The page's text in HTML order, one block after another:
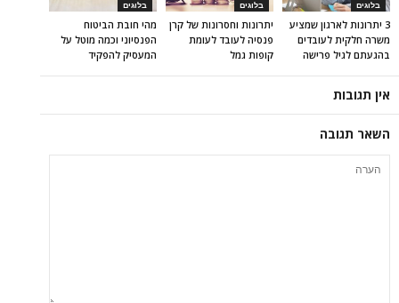
בלוגים
מהי חובת הביטוח
הפנסיוני וכמה מוטל על
המעסיק להפקיד
בלוגים
יתרונות וחסרונות של קרן
פנסיה לעובד לעומת
קופות גמל
בלוגים
3 יתרונות לארגון שמציע
משרה חלקית לעובדים
בהגעתם לגיל פרישה
אין תגובות
השאר תגובה